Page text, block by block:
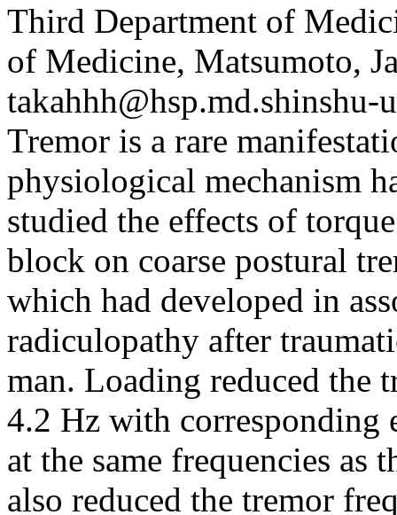
Third Department of
of Medicine, Matsumoto,
takahhh@hsp.md.shinshu-
Tremor is a rare
physiological mechanism
studied the effects of
block on coarse postural
which had developed in
radiculopathy after
man. Loading reduced the
4.2 Hz with corresponding
at the same frequencies as
also reduced the tremor